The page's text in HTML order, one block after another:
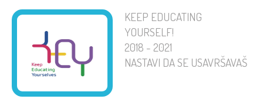
KEEP EDUCATING
YOURSELF!
2018 - 2021
NASTAVI DA SE USAVRŠAVAŠ